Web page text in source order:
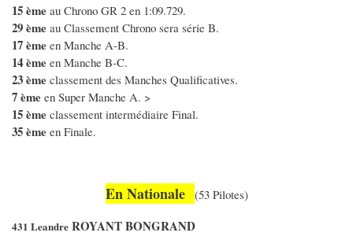
15 ème au Chrono GR 2 en 1:09.729.
29 ème au Classement Chrono sera série B.
17 ème en Manche A-B.
14 ème en Manche B-C.
23 ème classement des Manches Qualificatives.
7 ème en Super Manche A. >
15 ème classement intermédiaire Final.
35 ème en Finale.
En Nationale (53 Pilotes)
431 Leandre ROYANT BONGRAND